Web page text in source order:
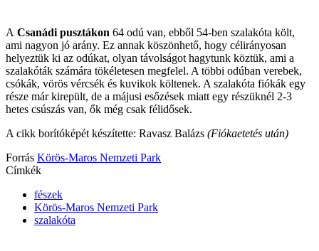
A Csanádi pusztákon 64 odú van, ebből 54-ben szalakóta költ,
ami nagyon jó arány. Ez annak köszönhető, hogy célirányosan
helyeztük ki az odúkat, olyan távolságot hagytunk köztük, ami a
szalakóták számára tökéletesen megfelel. A többi odúban verebek,
csókák, vörös vércsék és kuvikok költenek. A szalakóta fiókák egy
része már kirepült, de a májusi esőzések miatt egy részüknél 2-3
hetes csúszás van, ők még csak félidősek.
A cikk borítóképét készítette: Ravasz Balázs (Fiókaetetés után)
Forrás Körös-Maros Nemzeti Park
Címkék
fészek
Körös-Maros Nemzeti Park
szalakóta